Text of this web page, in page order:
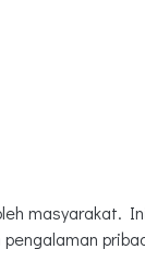
masyarakat.